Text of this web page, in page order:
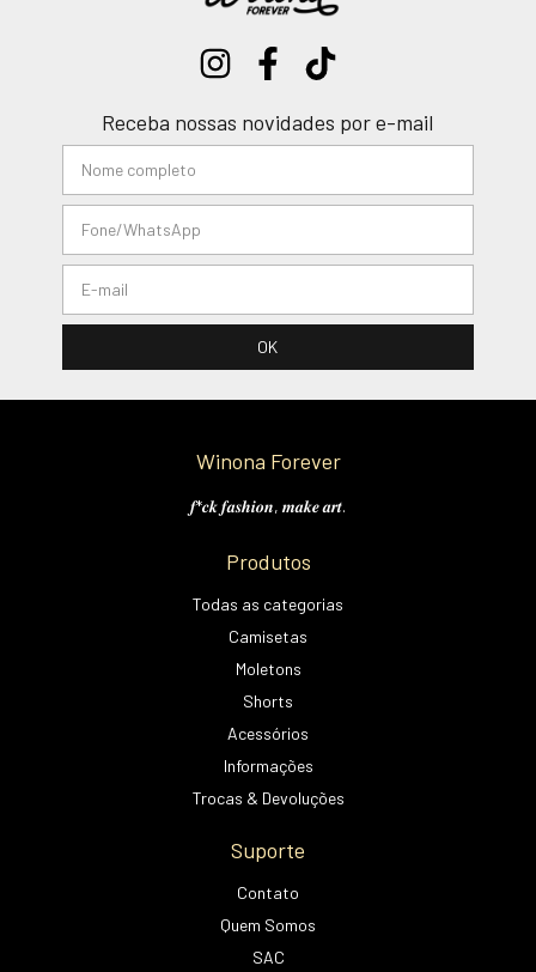
Receba nossas novidades por e-mail
Winona Forever
𝒇*𝒄𝒌 𝒇𝒂𝒔𝒉𝒊𝒐𝒏, 𝒎𝒂𝒌𝒆 𝒂𝒓𝒕.
Produtos
Todas as categorias
Camisetas
Moletons
Shorts
Acessórios
Informações
Trocas & Devoluções
Suporte
Contato
Quem Somos
SAC